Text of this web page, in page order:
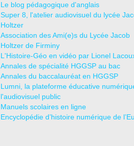
Le blog pédagogique d'anglais
Super 8, l'atelier audiovisuel du lycée
Holtzer
Association des Ami(e)s du Lycée Jacob
Holtzer de Firminy
L'Histoire-Géo en vidéo par Lionel
Annales de spécialité HGGSP au bac
Annales du baccalauréat en HGGSP
Lumni, la plateforme éducative
l'audiovisuel public
Manuels scolaires en ligne
Encyclopédie d’histoire numérique de